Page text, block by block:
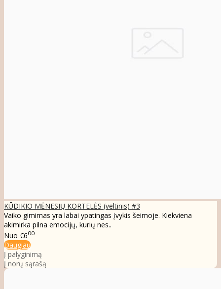
KŪDIKIO MĖNESIŲ KORTELĖS (veltinis) #3
Vaiko gimimas yra labai ypatingas įvykis šeimoje. Kiekviena
akimirka pilna emocijų, kurių nes..
Nuo €600
Daugiau
Į palyginimą
Į norų sąrašą